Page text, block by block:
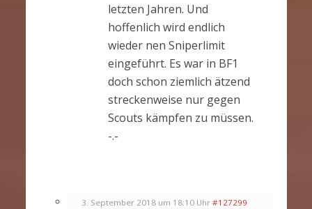
letzten Jahren. Und
hoffenlich wird endlich
wieder nen Sniperlimit
eingeführt. Es war in BF1
doch schon ziemlich ätzend
streckenweise nur gegen
Scouts kämpfen zu müssen.
-.-
3. September 2018 um 18:10 Uhr #127299